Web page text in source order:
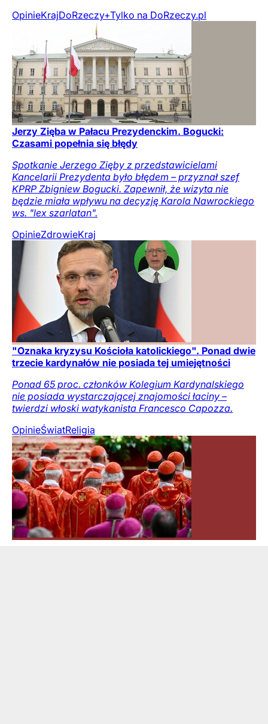
OpinieKrajDoRzeczy+Tylko na DoRzeczy.pl
Jerzy Zięba w Pałacu Prezydenckim. Bogucki:
Czasami popełnia się błędy
Spotkanie Jerzego Zięby z przedstawicielami
Kancelarii Prezydenta było błędem – przyznał szef
KPRP Zbigniew Bogucki. Zapewnił, że wizyta nie
będzie miała wpływu na decyzję Karola Nawrockiego
ws. "lex szarlatan".
OpinieZdrowieKraj
"Oznaka kryzysu Kościoła katolickiego". Ponad dwie
trzecie kardynałów nie posiada tej umiejętności
Ponad 65 proc. członków Kolegium Kardynalskiego
nie posiada wystarczającej znajomości łaciny –
twierdzi włoski watykanista Francesco Capozza.
OpinieŚwiatReligia